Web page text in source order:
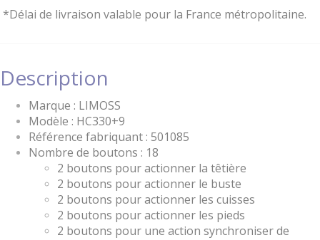
*Délai de livraison valable pour la France métropolitaine.
Description
Marque : LIMOSS
Modèle : HC330+9
Référence fabriquant : 501085
Nombre de boutons : 18
2 boutons pour actionner la têtière
2 boutons pour actionner le buste
2 boutons pour actionner les cuisses
2 boutons pour actionner les pieds
2 boutons pour une action synchroniser de